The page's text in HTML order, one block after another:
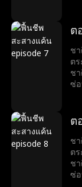
ค
ต
ช
ต
ช
ซ่
ค
ต
ช
ต
ช
ซ่